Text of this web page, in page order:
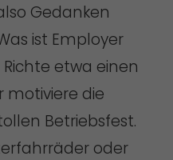
Gedanken
ist Employer
etwa einen
motiviere die
Betriebsfest.
oder